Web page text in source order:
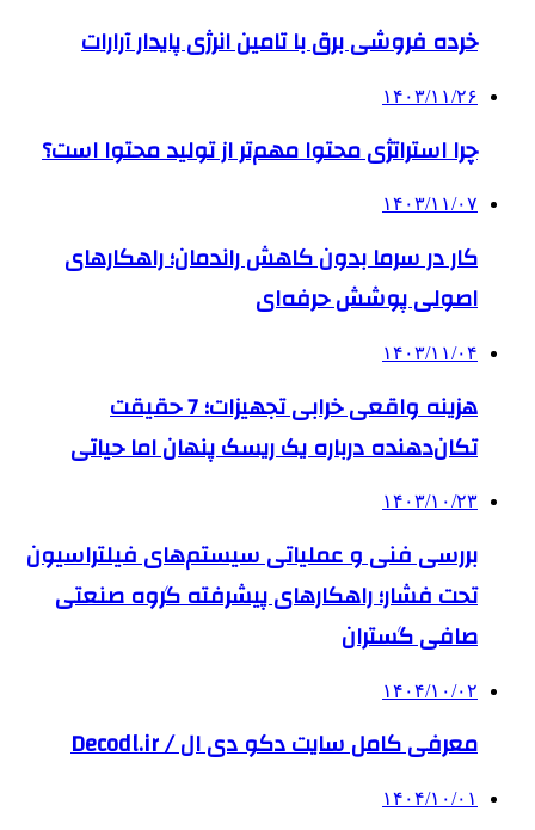
خرده فروشی برق با تامین انرژی پایدار آرارات
۱۴۰۳/۱۱/۲۶
چرا استراتژی محتوا مهم‌تر از تولید محتوا است؟
۱۴۰۳/۱۱/۰۷
کار در سرما بدون کاهش راندمان؛ راهکارهای
اصولی پوشش حرفه‌ای
۱۴۰۳/۱۱/۰۴
هزینه واقعی خرابی تجهیزات؛ 7 حقیقت
تکان‌دهنده درباره یک ریسک پنهان اما حیاتی
۱۴۰۳/۱۰/۲۳
بررسی فنی و عملیاتی سیستم‌های فیلتراسیون
تحت فشار؛ راهکارهای پیشرفته گروه صنعتی
صافی گستران
۱۴۰۴/۱۰/۰۲
معرفی کامل سایت دکو دی ال / Decodl.ir
۱۴۰۴/۱۰/۰۱